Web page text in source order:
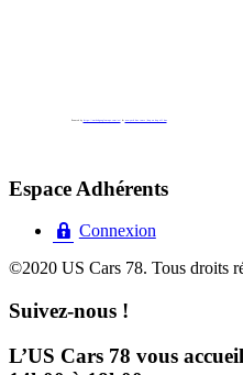
Espace Adhérents
Connexion
©2020 US Cars 78. Tous droits
Suivez-nous !
L’US Cars 78 vous